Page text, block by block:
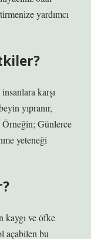
yardımcı
karşı
yıpranır,
Örneğin; Günlerce
yeteneği
kaygı ve öfke
açabilen bu